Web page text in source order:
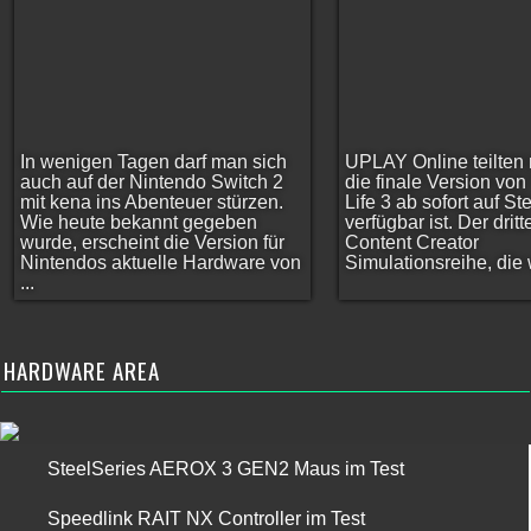
In wenigen Tagen darf man sich
auch auf der Nintendo Switch 2
mit kena ins Abenteuer stürzen.
Wie heute bekannt gegeben
wurde, erscheint die Version für
Nintendos aktuelle Hardware von
...
UPLAY Online teilten
die finale Version von
Life 3 ab sofort auf
verfügbar ist. Der
Content Creator
Simulationsreihe, die
HARDWARE AREA
SteelSeries AEROX 3 GEN2 Maus im Test
Speedlink RAIT NX Controller im Test